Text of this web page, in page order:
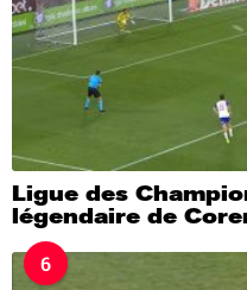
Ligue des
légendaire de
6